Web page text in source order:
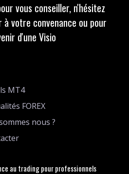
vous conseiller, n'hésitez
à votre convenance ou pour
d'une Visio
MT4
FOREX
nous ?
au trading pour professionnels